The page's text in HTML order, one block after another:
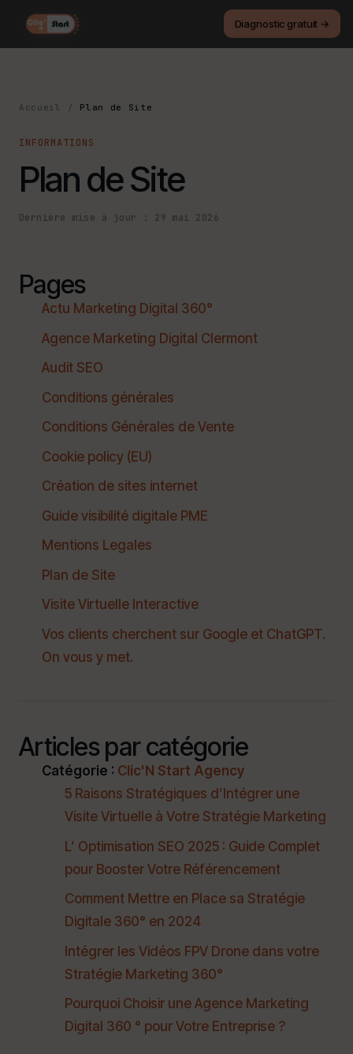
Diagnostic gratuit →
Accueil / Plan de Site
INFORMATIONS
Plan de Site
Dernière mise à jour : 29 mai 2026
Pages
Actu Marketing Digital 360°
Agence Marketing Digital Clermont
Audit SEO
Conditions générales
Conditions Générales de Vente
Cookie policy (EU)
Création de sites internet
Guide visibilité digitale PME
Mentions Legales
Plan de Site
Visite Virtuelle Interactive
Vos clients cherchent sur Google et ChatGPT.
On vous y met.
Articles par catégorie
Catégorie : Clic'N Start Agency
5 Raisons Stratégiques d’Intégrer une
Visite Virtuelle à Votre Stratégie Marketing
L’ Optimisation SEO 2025 : Guide Complet
pour Booster Votre Référencement
Comment Mettre en Place sa Stratégie
Digitale 360° en 2024
Intégrer les Vidéos FPV Drone dans votre
Stratégie Marketing 360°
Pourquoi Choisir une Agence Marketing
Digital 360 ° pour Votre Entreprise ?